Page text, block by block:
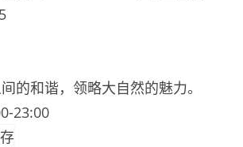
的和谐，领略大自然的魅力。
23:00